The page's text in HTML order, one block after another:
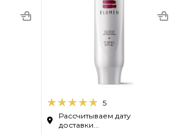
5
Рассчитываем дату
доставки...